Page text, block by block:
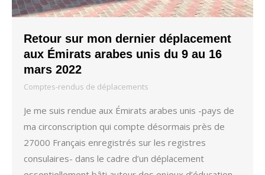
Retour sur mon dernier déplacement
aux Émirats arabes unis du 9 au 16
mars 2022
Comptes-rendus de déplacements
Je me suis rendue aux Émirats arabes unis -pays de
ma circonscription qui compte désormais près de
27000 Français enregistrés sur les registres
consulaires- dans le cadre d’un déplacement